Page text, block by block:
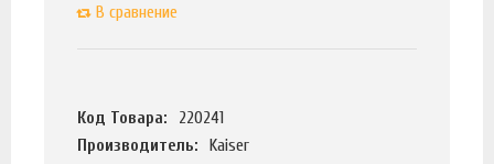
В сравнение
Код Товара:
220241
Производитель:
Kaiser